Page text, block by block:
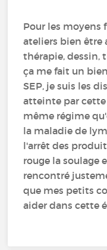
Pour les moyens
ateliers bien être
thérapie, dessin,
ça me fait un
SEP, je suis les
atteinte par cette
même régime
la maladie de
l'arrêt des
rouge la soulage
rencontré
que mes petits
aider dans cette